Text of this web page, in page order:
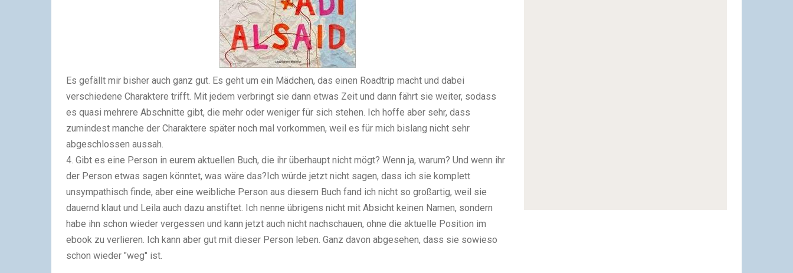
Es gefällt mir bisher auch ganz gut. Es geht um ein Mädchen, das einen Roadtrip macht und dabei
verschiedene Charaktere trifft. Mit jedem verbringt sie dann etwas Zeit und dann fährt sie weiter, sodass
es quasi mehrere Abschnitte gibt, die mehr oder weniger für sich stehen. Ich hoffe aber sehr, dass
zumindest manche der Charaktere später noch mal vorkommen, weil es für mich bislang nicht sehr
abgeschlossen aussah.
4. Gibt es eine Person in eurem aktuellen Buch, die ihr überhaupt nicht mögt? Wenn ja, warum? Und wenn ihr
der Person etwas sagen könntet, was wäre das?Ich würde jetzt nicht sagen, dass ich sie komplett
unsympathisch finde, aber eine weibliche Person aus diesem Buch fand ich nicht so großartig, weil sie
dauernd klaut und Leila auch dazu anstiftet. Ich nenne übrigens nicht mit Absicht keinen Namen, sondern
habe ihn schon wieder vergessen und kann jetzt auch nicht nachschauen, ohne die aktuelle Position im
ebook zu verlieren. Ich kann aber gut mit dieser Person leben. Ganz davon abgesehen, dass sie sowieso
schon wieder "weg" ist.